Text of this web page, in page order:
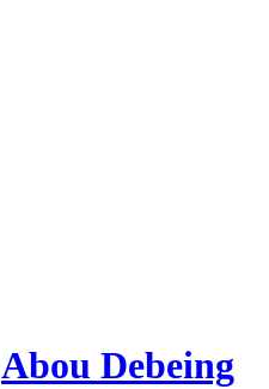
Abou Debeing